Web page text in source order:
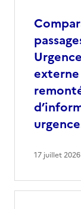
17 juillet 2026